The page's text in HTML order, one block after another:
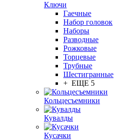
Ключи
Гаечные
Набор головок
Наборы
Разводные
Рожковые
Торцевые
Трубные
Шестигранные
+ ЕЩЕ 5
Кольцесъемники
Кувалды
Кусачки